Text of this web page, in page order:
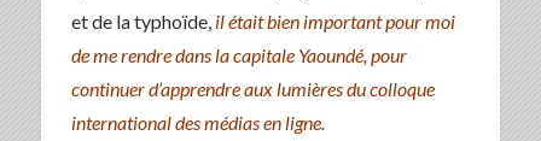
et de la typhoïde, il était bien important pour moi
de me rendre dans la capitale Yaoundé, pour
continuer d’apprendre aux lumières du colloque
international des médias en ligne.